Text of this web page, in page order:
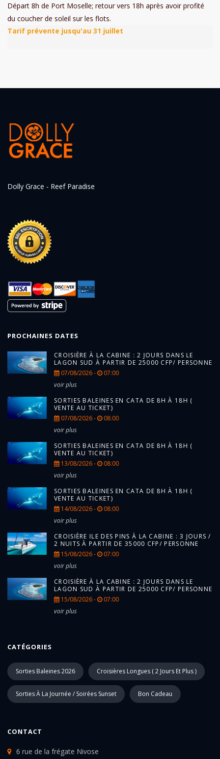
Départ 8h de Port Moselle; retour vers 18h après avoir profité
du coucher de soleil sur les flots.
Dolly Grace - Reef Paradise
PROCHAINES DATES
CROISIÈRE À LA CABINE : 2 JOURS DANS LE
LAGON SUD À PARTIR DE 25000 CFP/ PERSONNE
07/08/2026 -
07:00
voir plus
SORTIES BALEINES EN CATA DE 8H À 18H (
VENTE AU TICKET)
07/08/2026 -
08:00
voir plus
SORTIES BALEINES EN CATA DE 8H À 18H (
VENTE AU TICKET)
13/08/2026 -
08:00
voir plus
SORTIES BALEINES EN CATA DE 8H À 18H (
VENTE AU TICKET)
14/08/2026 -
08:00
voir plus
CROISIÈRE ILE DES PINS À LA CABINE : 3 JOURS /
2 NUITS À PARTIR DE 35000 CFP/ PERSONNE
15/08/2026 -
07:00
voir plus
CROISIÈRE À LA CABINE : 2 JOURS DANS LE
LAGON SUD À PARTIR DE 25000 CFP/ PERSONNE
15/08/2026 -
07:00
voir plus
CATÉGORIES
Sorties Baleines 2026 Croisières Longues ( 2 Jours Et Plus )
Sorties À La Journée / Soirées Sunset Bon Cadeau
CONTACT
6 rue de la frégate Nivose